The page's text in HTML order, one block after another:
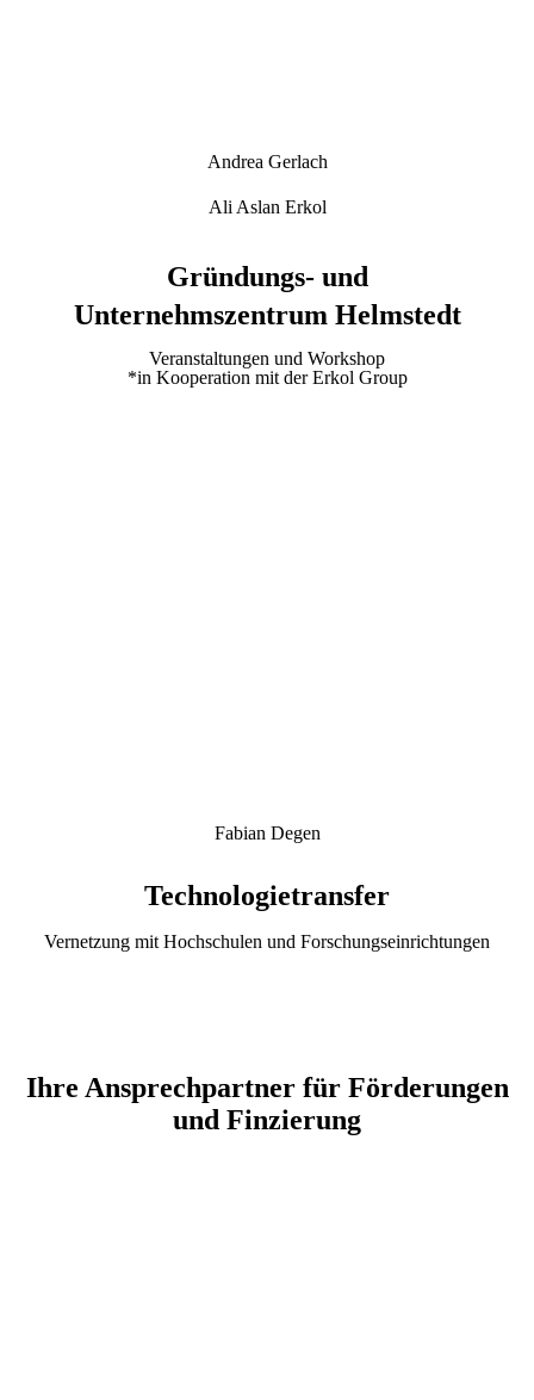
Andrea Gerlach
Ali Aslan Erkol
Gründungs- und
Unternehmszentrum Helmstedt
Veranstaltungen und Workshop
*in Kooperation mit der Erkol Group
Fabian Degen
Technologietransfer
Vernetzung mit Hochschulen und Forschungseinrichtungen
Ihre Ansprechpartner für Förderungen
und Finzierung